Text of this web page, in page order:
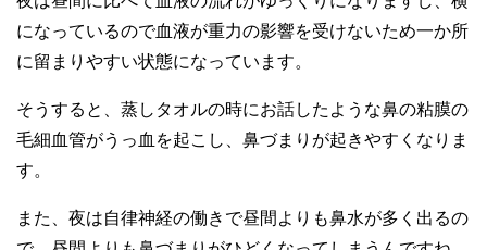
になっているので血液が重力の影響を受けないため一か所
に留まりやすい状態になっています。
そうすると、蒸しタオルの時にお話したような鼻の粘膜の
毛細血管がうっ血を起こし、鼻づまりが起きやすくなりま
す。
また、夜は自律神経の働きで昼間よりも鼻水が多く出るの